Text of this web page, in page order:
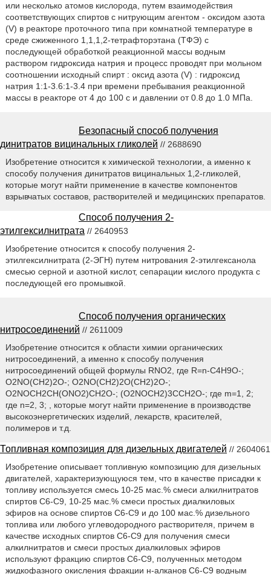
или несколько атомов кислорода, путем взаимодействия
соответствующих спиртов с нитрующим агентом - оксидом азота
(V) в реакторе проточного типа при комнатной температуре в
среде сжиженного 1,1,1,2-тетрафторэтана (ТФЭ) с
последующей обработкой реакционной массы водным
раствором гидроксида натрия и процесс проводят при мольном
соотношении исходный спирт : оксид азота (V) : гидроксид
натрия 1:1-3.6:1-3.4 при времени пребывания реакционной
массы в реакторе от 4 до 100 с и давлении от 0.8 до 1.0 МПа.
Безопасный способ получения
динитратов вицинальных гликолей // 2688690
Изобретение относится к химической технологии, а именно к
способу получения динитратов вицинальных 1,2-гликолей,
которые могут найти применение в качестве компонентов
взрывчатых составов, растворителей и медицинских препаратов.
Способ получения 2-
этилгексилнитрата // 2640953
Изобретение относится к способу получения 2-
этилгексилнитрата (2-ЭГН) путем нитрования 2-этилгексанола
смесью серной и азотной кислот, сепарации кислого продукта с
последующей его промывкой.
Способ получения органических
нитросоединений // 2611009
Изобретение относится к области химии органических
нитросоединений, а именно к способу получения
нитросоединений общей формулы RNO2, где R=n-C4H9O-;
O2NO(CH2)2O-; O2NO(CH2)2O(CH2)2O-;
O2NOCH2CH(ONO2)CH2O-; (O2NOCH2)3CCH2O-; где m=1, 2;
где n=2, 3; , которые могут найти применение в производстве
высокоэнергетических изделий, лекарств, красителей,
полимеров и т.д.
Топливная композиция для дизельных двигателей // 2604061
Изобретение описывает топливную композицию для дизельных
двигателей, характеризующуюся тем, что в качестве присадки к
топливу используется смесь 10-25 мас.% смеси алкилнитратов
спиртов С6-С9, 10-25 мас.% смеси простых диалкиловых
эфиров на основе спиртов С6-С9 и до 100 мас.% дизельного
топлива или любого углеводородного растворителя, причем в
качестве исходных спиртов С6-С9 для получения смеси
алкилнитратов и смеси простых диалкиловых эфиров
используют фракцию спиртов C6-C9, полученных методом
жидкофазного окисления фракции н-алканов C6-C9 водным